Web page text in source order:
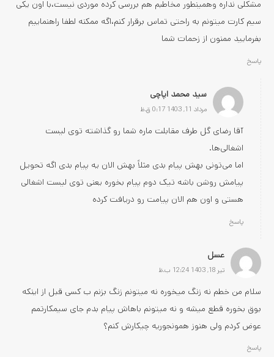
مشکلی نداره وهمینطور مخاطبم هم بررسی کرده موردی نیست،با اون یکی
سیم کارت میتونم به راحتی تماس برقرار کنم،اگه ممکنه لطفا راهنماییم
بفرمایید ممنون از زحمات شما
پاسخ
سید محمد اپاچی
مرداد 11, 1403 0:17 ق.ظ
آقا رضای گل طرف مقابلت ماره شما رو گذاشته توی لیست
اشغالی‌ها.
اما می‌تونی بهش پیام بدی مثلاً بهش الان یه پیام بدی اگه تحویل
پیامش روشن باشه تیک دوم پیام بخوره یعنی توی لیست اشغالی
هستی و اون هم الان پیامت رو دریافت کرده
پاسخ
عسل
تیر 18, 1403 12:24 ب.ظ
سلام من خطم نه زنگ میخوره نه میتونم زنگ بزنم ب کسی قبل از اینکه
بوق بخوره قطع میشه و نه میتونم باهاش پیام بدم جای سیمکارتمم
عوض کردم ولی هنوز همونجوریه چیکارش کنم؟
پاسخ